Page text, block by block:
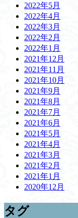
2022年5月
2022年4月
2022年3月
2022年2月
2022年1月
2021年12月
2021年11月
2021年10月
2021年9月
2021年8月
2021年7月
2021年6月
2021年5月
2021年4月
2021年3月
2021年2月
2021年1月
2020年12月
タグ